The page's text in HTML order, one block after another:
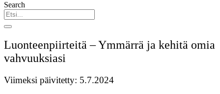
Search
Luonteenpiirteitä – Ymmärrä ja kehitä omia
vahvuuksiasi
Viimeksi päivitetty: 5.7.2024